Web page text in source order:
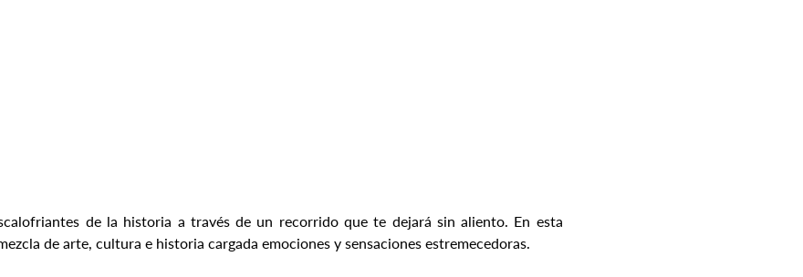
de la historia a través de un recorrido que te dejará sin aliento. En esta
de arte, cultura e historia cargada emociones y sensaciones estremecedoras.